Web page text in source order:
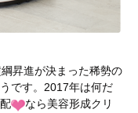
昇進が決まった稀勢の
です。2017年は何だ
なら美容形成クリ